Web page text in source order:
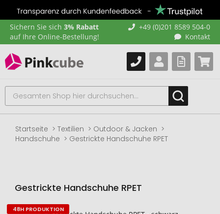
Sichern Sie sich 3% Rabatt
auf Ihre Online-Bestellung!
+49 (0)201 8589 504-0
Kontakt
Startseite Textilien
Outdoor & Jacken
Handschuhe
Gestrickte Handschuhe RPET
Gestrickte Handschuhe RPET
48H PRODUKTION